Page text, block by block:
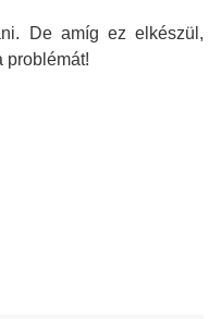
De amíg ez elkészül,
problémát!